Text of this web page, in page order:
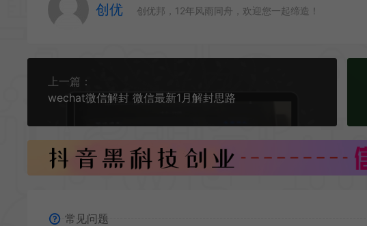
创优 创优邦，12年风雨同舟，欢迎您一起缔造！
上一篇：
wechat微信解封 微信最新1月解封思路
常见问题